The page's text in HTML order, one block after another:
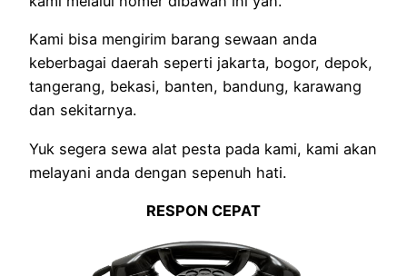
Kami bisa mengirim barang sewaan anda
keberbagai daerah seperti jakarta, bogor, depok,
tangerang, bekasi, banten, bandung, karawang
dan sekitarnya.
Yuk segera sewa alat pesta pada kami, kami akan
melayani anda dengan sepenuh hati.
RESPON CEPAT